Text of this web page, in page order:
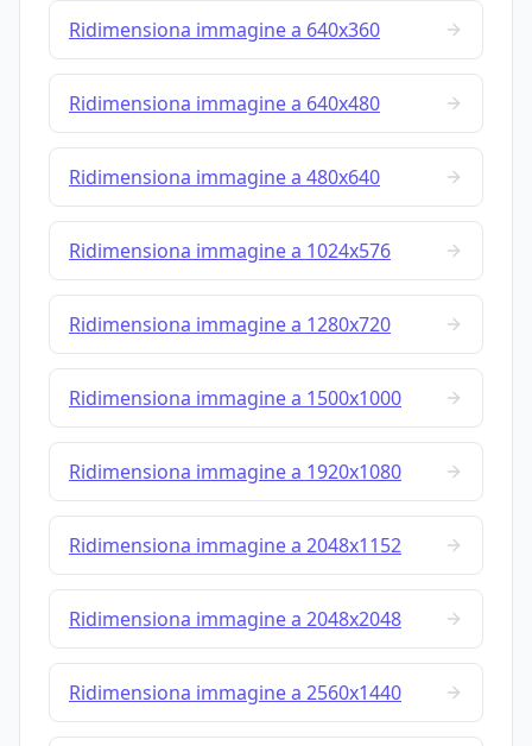
Ridimensiona immagine a 640x360
Ridimensiona immagine a 640x480
Ridimensiona immagine a 480x640
Ridimensiona immagine a 1024x576
Ridimensiona immagine a 1280x720
Ridimensiona immagine a 1500x1000
Ridimensiona immagine a 1920x1080
Ridimensiona immagine a 2048x1152
Ridimensiona immagine a 2048x2048
Ridimensiona immagine a 2560x1440